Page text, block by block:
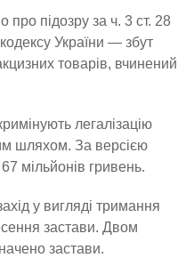
про підозру за ч. 3 ст. 28
України — збут
товарів, вчинений
легалізацію
шляхом. За версією
мільйонів гривень.
у вигляді тримання
застави. Двом
застави.